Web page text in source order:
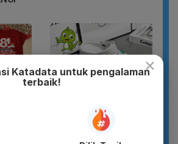
×
Katadata untuk pengalaman
terbaik!